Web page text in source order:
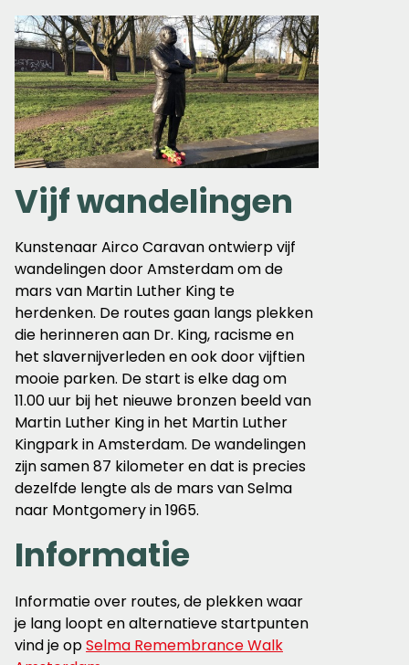
Vijf wandelingen
Kunstenaar Airco Caravan ontwierp vijf
wandelingen door Amsterdam om de
mars van Martin Luther King te
herdenken. De routes gaan langs plekken
die herinneren aan Dr. King, racisme en
het slavernijverleden en ook door vijftien
mooie parken. De start is elke dag om
11.00 uur bij het nieuwe bronzen beeld van
Martin Luther King in het Martin Luther
Kingpark in Amsterdam. De wandelingen
zijn samen 87 kilometer en dat is precies
dezelfde lengte als de mars van Selma
naar Montgomery in 1965.
Informatie
Informatie over routes, de plekken waar
je lang loopt en alternatieve startpunten
vind je opSelma Remembrance Walk